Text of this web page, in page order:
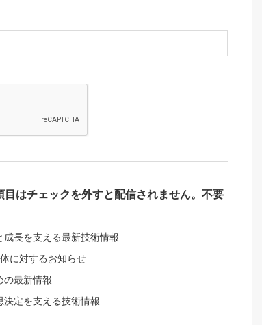
はチェックを外すと配信されません。不要
長を支える最新技術情報
に対するお知らせ
の最新情報
定を支える技術情報